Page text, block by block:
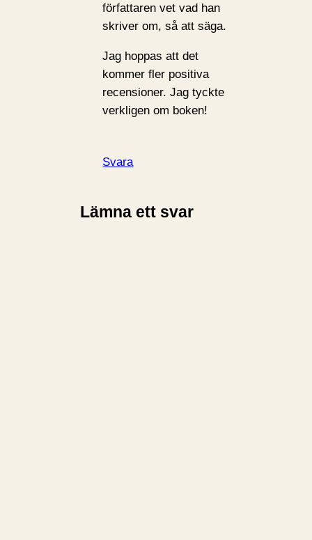
författaren vet vad han
skriver om, så att säga.
Jag hoppas att det
kommer fler positiva
recensioner. Jag tyckte
verkligen om boken!
Svara
Lämna ett svar